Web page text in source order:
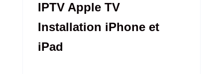
IPTV Apple TV
Installation iPhone et
iPad